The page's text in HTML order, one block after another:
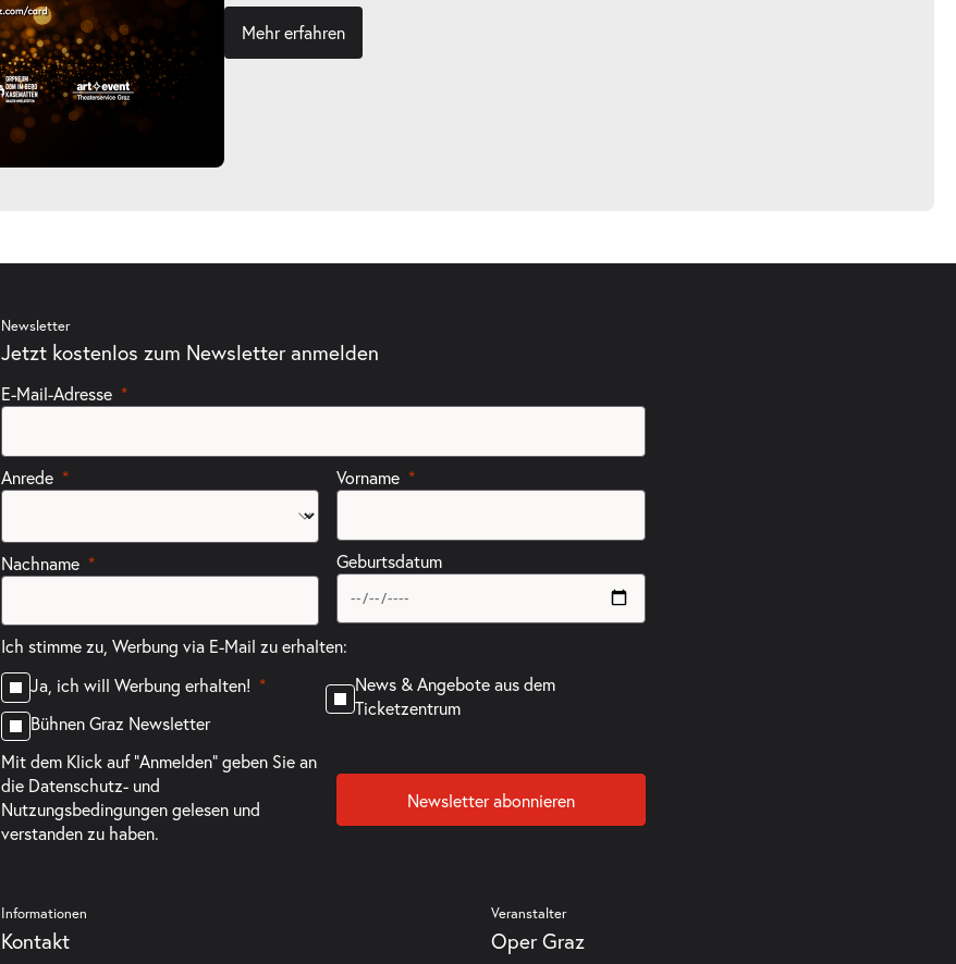
Mehr erfahren
Newsletter
Jetzt kostenlos zum Newsletter anmelden
E-Mail-Adresse
Anrede
Nachname
Vorname
Geburtsdatum
Ich stimme zu, Werbung via E-Mail zu erhalten:
Ja, ich will Werbung erhalten!
Bühnen Graz Newsletter
News & Angebote aus dem
Ticketzentrum
Mit dem Klick auf "Anmelden" geben Sie an
die Datenschutz- und
Nutzungsbedingungengelesen und
verstanden zu haben.
Newsletter abonnieren
Informationen
Kontakt
Veranstalter
Oper Graz